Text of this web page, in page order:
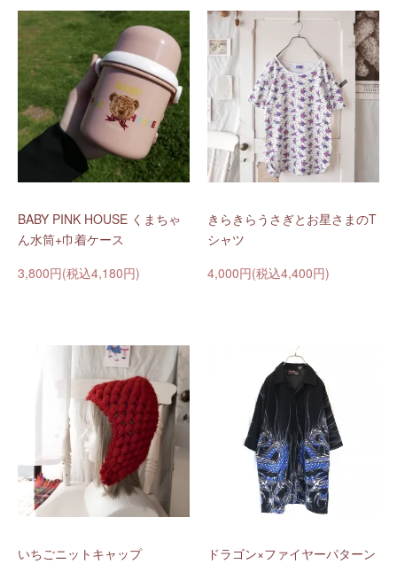
BABY PINK HOUSE くまちゃ
ん水筒+巾着ケース
3,800円(税込4,180円)
きらきらうさぎとお星さまのT
シャツ
4,000円(税込4,400円)
いちごニットキャップ
ドラゴン×ファイヤーパターン